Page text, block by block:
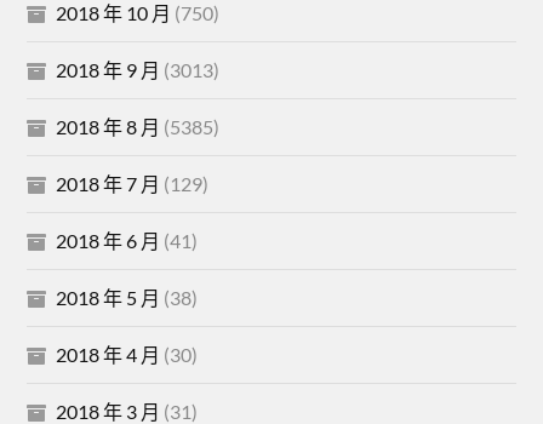
2018 年 10 月 (750)
2018 年 9 月 (3013)
2018 年 8 月 (5385)
2018 年 7 月 (129)
2018 年 6 月 (41)
2018 年 5 月 (38)
2018 年 4 月 (30)
2018 年 3 月 (31)